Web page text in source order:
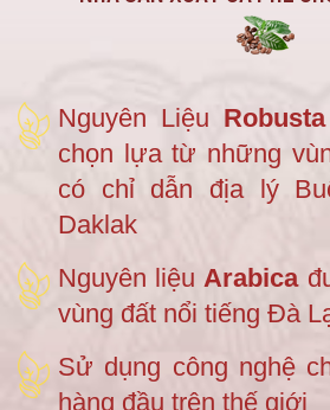
Nguyên Liệu Robusta
chọn lựa từ những
có chỉ dẫn địa lý
Daklak
Nguyên liệuArabica
vùng đất nổi tiếng Đà
Sử dụng công nghệ
hàng đầu trên thế giới